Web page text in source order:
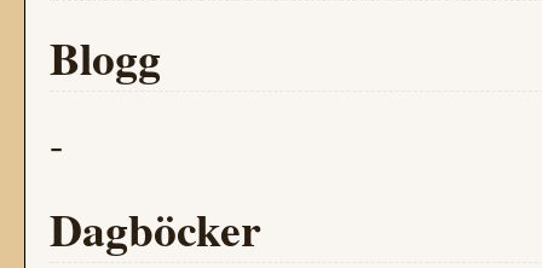
Blogg
-
Dagböcker